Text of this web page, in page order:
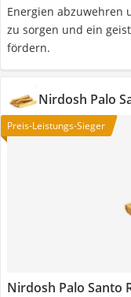
Energien abzuwehren
zu sorgen und ein
fördern.
Nirdosh Palo
Preis-Leistungs-Sieger
Nirdosh Palo Santo